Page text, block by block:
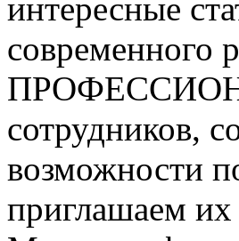
интересные
сотрудников,
возможности
приглашаем